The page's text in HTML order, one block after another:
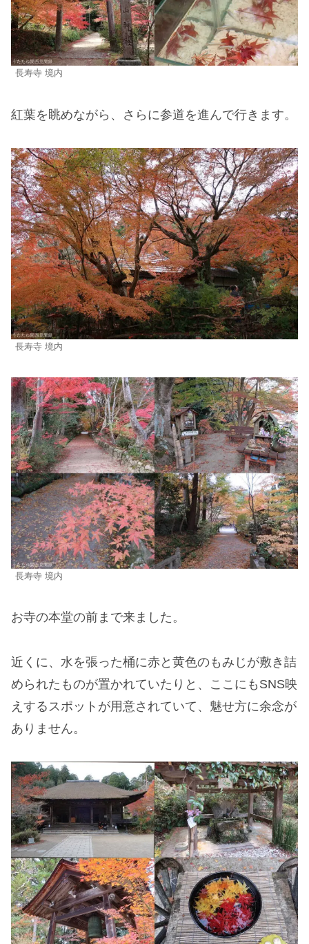
長寿寺 境内
紅葉を眺めながら、さらに参道を進んで行きます。
長寿寺 境内
長寿寺 境内
お寺の本堂の前まで来ました。
近くに、水を張った桶に赤と黄色のもみじが敷き詰
められたものが置かれていたりと、ここにもSNS映
えするスポットが用意されていて、魅せ方に余念が
ありません。